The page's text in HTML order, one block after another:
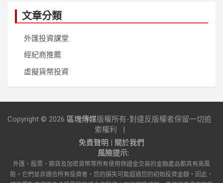
文章分類
外匯投資課堂
經紀商推薦
虛擬貨幣投資
Copyright © 2026 區塊傳媒版權所有-對違反版權者保留一切追
索權利
免責聲明 | 關於我們
風險提示:
外匯、股票、期貨及加密貨幣等所有使用保證金交易的金融產品都具有高風
險。它們並非適合所有投資者，您的損失可能超過您的初始投資金額。因此，